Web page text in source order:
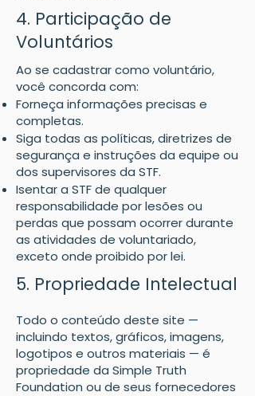
4. Participação de
Voluntários
Ao se cadastrar como voluntário,
você concorda com:
Forneça informações precisas e
completas.
Siga todas as políticas, diretrizes de
segurança e instruções da equipe ou
dos supervisores da STF.
Isentar a STF de qualquer
responsabilidade por lesões ou
perdas que possam ocorrer durante
as atividades de voluntariado,
exceto onde proibido por lei.
5. Propriedade Intelectual
Todo o conteúdo deste site —
incluindo textos, gráficos, imagens,
logotipos e outros materiais — é
propriedade da Simple Truth
Foundation ou de seus fornecedores